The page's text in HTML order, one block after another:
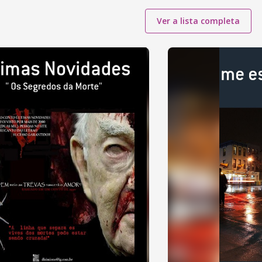
Ver a lista completa